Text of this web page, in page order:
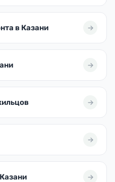
в Казани